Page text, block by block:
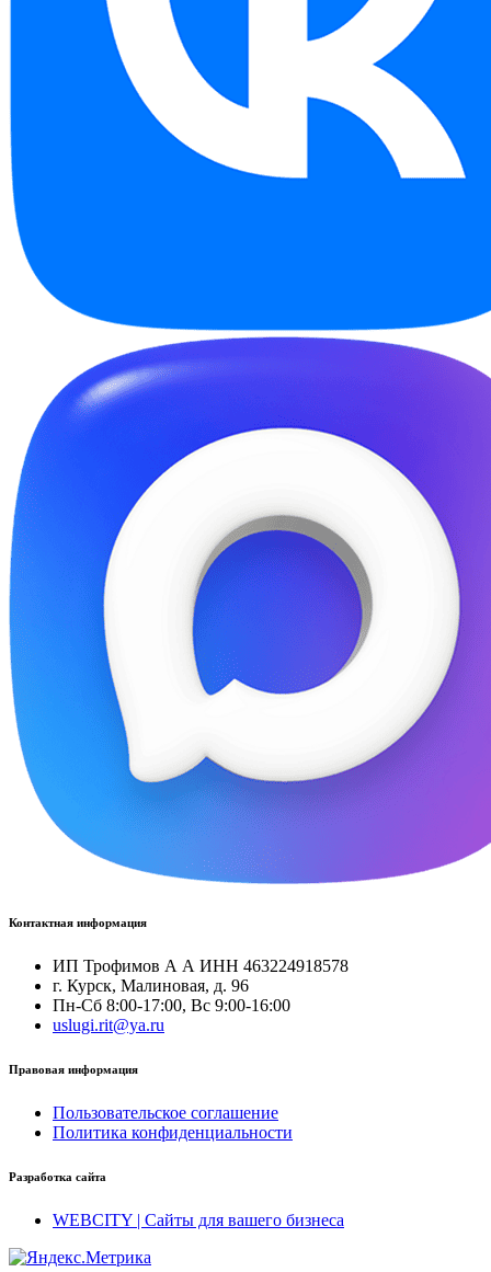
Контактная информация
ИП Трофимов А А ИНН 463224918578
г. Курск, Малиновая, д. 96
Пн-Сб 8:00-17:00, Вс 9:00-16:00
uslugi.rit@ya.ru
Правовая информация
Пользовательское соглашение
Политика конфиденциальности
Разработка сайта
WEBCITY | Сайты для вашего бизнеса